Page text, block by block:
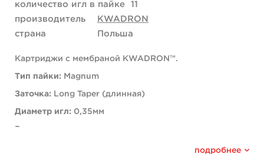
количество игл в пайке
11
производитель
KWADRON
страна
Польша
Картриджи с мембраной KWADRON™.
Тип пайки: Magnum
Заточка: Long Taper (длинная)
Диаметр игл: 0,35мм
Рекомендованы для: плотного покраса и теневых
подробнее